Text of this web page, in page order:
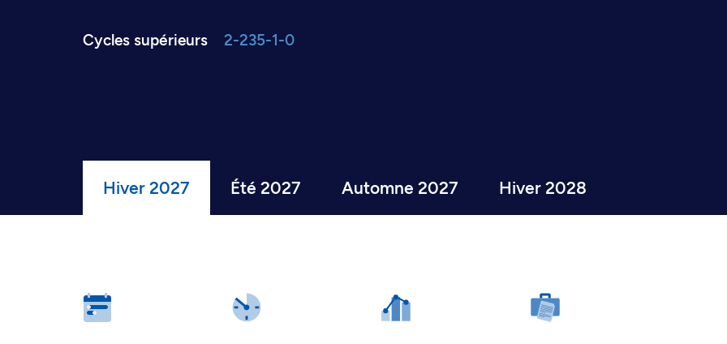
Cycles supérieurs 2-235-1-0
Hiver 2027 Été 2027 Automne 2027 Hiver 2028